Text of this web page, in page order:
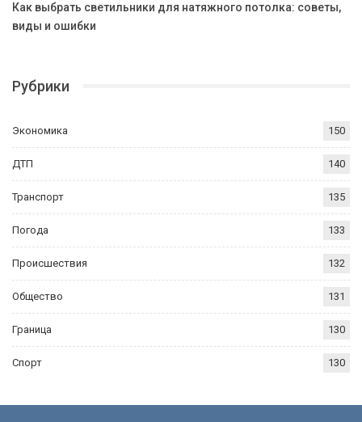
Как выбрать светильники для натяжного потолка: советы,
виды и ошибки
Рубрики
Экономика 150
ДТП 140
Транспорт 135
Погода 133
Происшествия 132
Общество 131
Граница 130
Спорт 130